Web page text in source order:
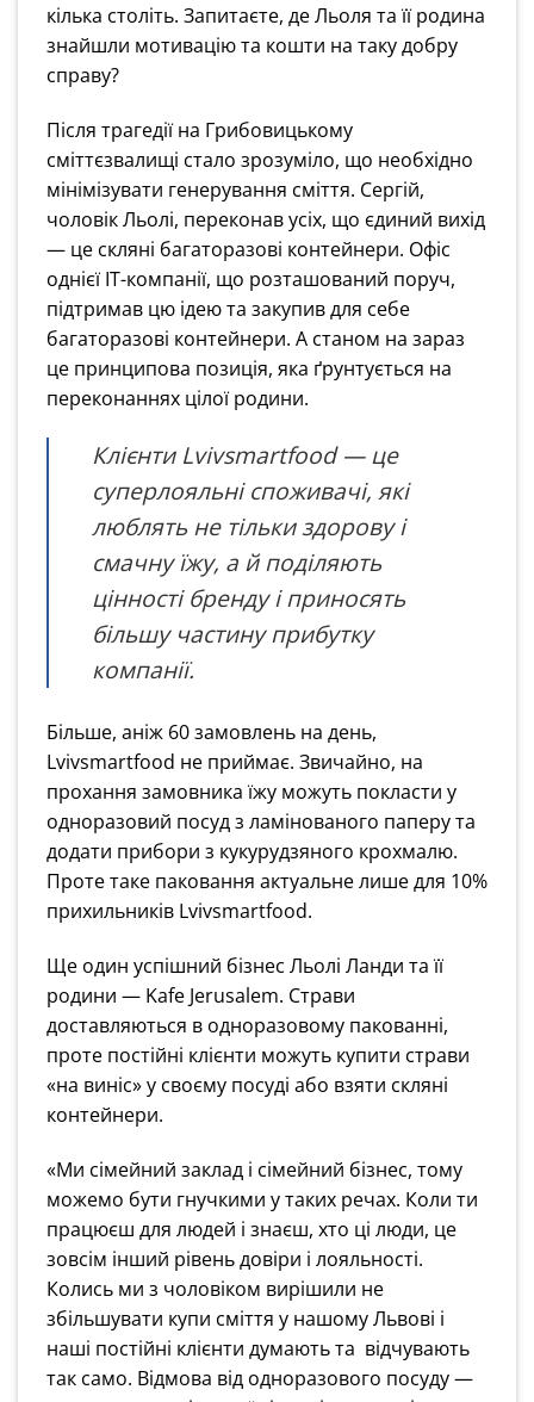
кілька століть. Запитаєте, де Льоля та її родина
знайшли мотивацію та кошти на таку добру
справу?
Після трагедії на Грибовицькому
сміттєзвалищі стало зрозуміло, що необхідно
мінімізувати генерування сміття. Сергій,
чоловік Льолі, переконав усіх, що єдиний вихід
— це скляні багаторазові контейнери. Офіс
однієї IT-компанії, що розташований поруч,
підтримав цю ідею та закупив для себе
багаторазові контейнери. А станом на зараз
це принципова позиція, яка ґрунтується на
переконаннях цілої родини.
Клієнти Lvivsmartfood — це
суперлояльні споживачі, які
люблять не тільки здорову і
смачну їжу, а й поділяють
цінності бренду і приносять
більшу частину прибутку
компанії.
Більше, аніж 60 замовлень на день,
Lvivsmartfood не приймає. Звичайно, на
прохання замовника їжу можуть покласти у
одноразовий посуд з ламінованого паперу та
додати прибори з кукурудзяного крохмалю.
Проте таке паковання актуальне лише для 10%
прихильників Lvivsmartfood.
Ще один успішний бізнес Льолі Ланди та її
родини — Kafe Jerusalem. Страви
доставляються в одноразовому пакованні,
проте постійні клієнти можуть купити страви
«на виніс» у своєму посуді або взяти скляні
контейнери.
«Ми сімейний заклад і сімейний бізнес, тому
можемо бути гнучкими у таких речах. Коли ти
працюєш для людей і знаєш, хто ці люди, це
зовсім інший рівень довіри і лояльності.
Колись ми з чоловіком вирішили не
збільшувати купи сміття у нашому Львові і
наші постійні клієнти думають та відчувають
так само. Відмова від одноразового посуду —